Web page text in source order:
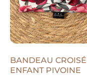
BANDEAU CROISÉ
ENFANT PIVOINE